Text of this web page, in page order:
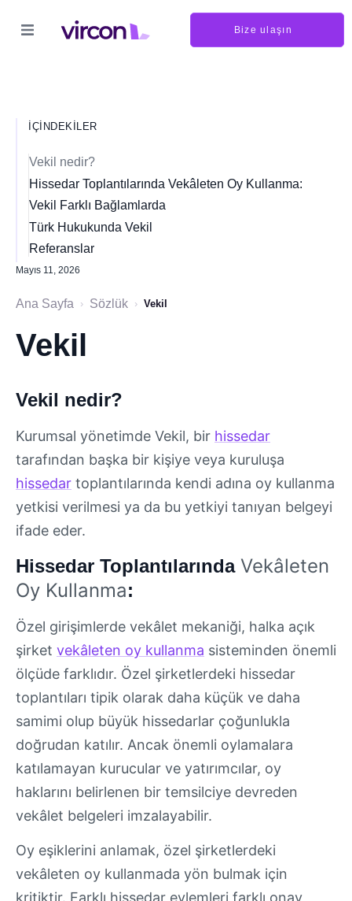
Bize ulaşın
İÇINDEKILER
Vekil nedir?
Hissedar Toplantılarında Vekâleten Oy Kullanma:
Vekil Farklı Bağlamlarda
Türk Hukukunda Vekil
Referanslar
Mayıs 11, 2026
Ana Sayfa › Sözlük › Vekil
Vekil
Vekil nedir?
Kurumsal yönetimde Vekil, bir hissedar
tarafından başka bir kişiye veya kuruluşa
hissedar toplantılarında kendi adına oy kullanma
yetkisi verilmesi ya da bu yetkiyi tanıyan belgeyi
ifade eder.
Hissedar Toplantılarında Vekâleten
Oy Kullanma:
Özel girişimlerde vekâlet mekaniği, halka açık
şirket vekâleten oy kullanma sisteminden önemli
ölçüde farklıdır. Özel şirketlerdeki hissedar
toplantıları tipik olarak daha küçük ve daha
samimi olup büyük hissedarlar çoğunlukla
doğrudan katılır. Ancak önemli oylamalara
katılamayan kurucular ve yatırımcılar, oy
haklarını belirlenen bir temsilciye devreden
vekâlet belgeleri imzalayabilir.
Oy eşiklerini anlamak, özel şirketlerdeki
vekâleten oy kullanmada yön bulmak için
kritiktir. Farklı hissedar eylemleri farklı onay